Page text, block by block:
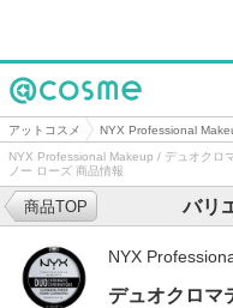
@cosme
アットコスメ NYX Professional
NYX Professional Makeup / デュオクロ
ノー ローズ 商品情報
バリ
商品TOP
NYX
デュオクロマ